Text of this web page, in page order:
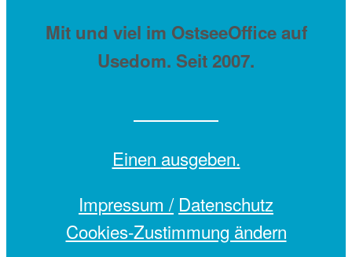
Mit und viel im OstseeOffice auf
Usedom. Seit 2007.
Einen ausgeben.
Impressum / Datenschutz
Cookies-Zustimmung ändern